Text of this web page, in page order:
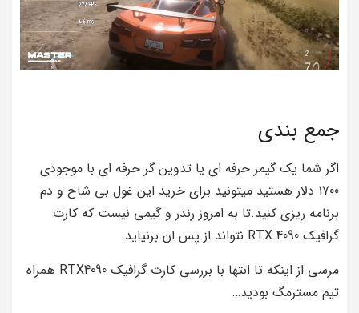
جمع بندی
اگر شما یک گیمر حرفه ای یا تدوین گر حرفه ای با موجودی
1700 دلار هستید میتونید برای خرید این غول بی شاخ و دم
برنامه ریزی کنید.تا به امروز رندر و گیمی نیست که کارت
گرافیک RTX 4090 نتواند از پس ان برنیاید.
مرسی از اینکه تا انتها با بررسی کارت گرافیک RTX4090 همراه
تیم مسترمگ بودید…